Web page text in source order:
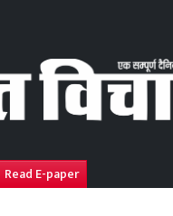
Read E-paper